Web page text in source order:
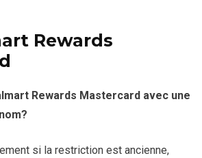
Rewards
Rewards Mastercard avec une
si la restriction est ancienne,